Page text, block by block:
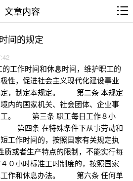
文章内容
间的规定
工作时间和休息时间，维护职工的
性，促进社会主义现代化建设事业
定，制定本规定。 第二条 本规定
内的国家机关、社会团体、企业事
工。 第三条 职工每日工作８小
第四条 在特殊条件下从事劳动和
工作时间的，按照国家有关规定执
者生产特点的限制，不能实行每
０小时标准工时制度的，按照国家
工作和休息办法。 第六条 任何单